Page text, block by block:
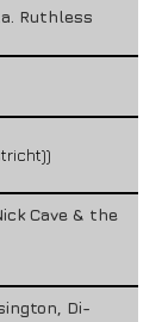
Ruthless
Cave & the
Di-